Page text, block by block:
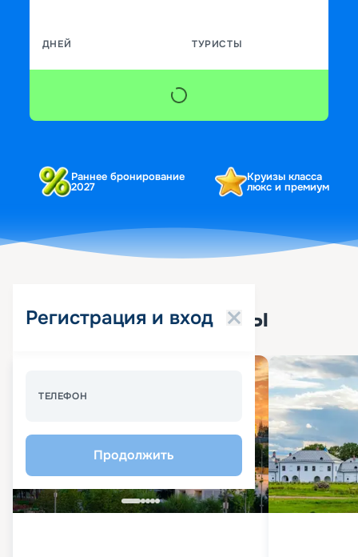
ДНЕЙ ТУРИСТЫ
Раннее бронирование
2027
Круизы класса
люкс и премиум
Регистрация и вход
ТЕЛЕФОН
Продолжить
Популярные круизы